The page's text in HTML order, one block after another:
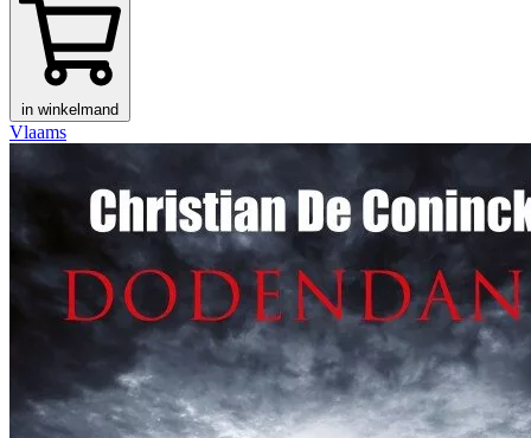
in winkelmand
Vlaams